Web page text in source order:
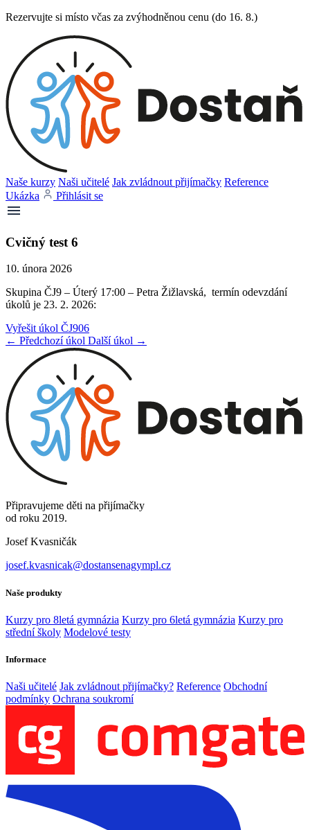
Rezervujte si místo včas za zvýhodněnou cenu (do 16. 8.)
Naše kurzy Naši učitelé Jak zvládnout přijímačky Reference
Ukázka
Přihlásit se
Cvičný test 6
10. února 2026
Skupina ČJ9 – Úterý 17:00 – Petra Žižlavská, termín odevzdání
úkolů je 23. 2. 2026:
Vyřešit úkol ČJ906
← Předchozí úkol Další úkol →
Připravujeme děti na přijímačky
od roku 2019.
Josef Kvasničák
josef.kvasnicak@dostansenagympl.cz
Naše produkty
Kurzy pro 8letá gymnázia Kurzy pro 6letá gymnázia Kurzy pro
střední školy Modelové testy
Informace
Naši učitelé Jak zvládnout přijímačky? Reference Obchodní
podmínky Ochrana soukromí